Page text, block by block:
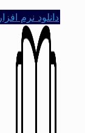
دانلود نرم افزار